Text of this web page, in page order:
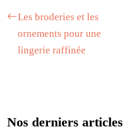
Les broderies et les
ornements pour une
lingerie raffinée
Nos derniers articles